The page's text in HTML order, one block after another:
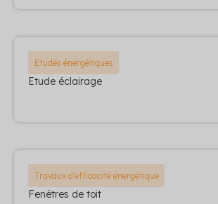
Etudes énergétiques
Etude éclairage
Travaux d'efficacité énergétique
Fenêtres de toit